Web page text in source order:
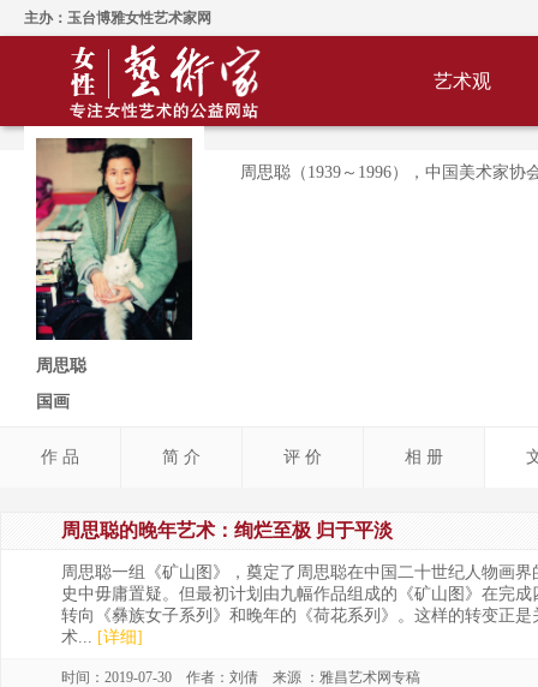
主办：玉台博雅女性艺术家网
艺术观
周思聪
国画
周思聪（1939～1996），中国美术家
作 品 简 介 评 价 相 册
周思聪的晚年艺术：绚烂至极 归于平淡
周思聪一组《矿山图》，奠定了周思聪在中国二十世纪人物画
史中毋庸置疑。但最初计划由九幅作品组成的《矿山图》在完
转向《彝族女子系列》和晚年的《荷花系列》。这样的转变正
术... [详细]
时间：2019-07-30 作者：刘倩 来源 ：雅昌艺术网专稿